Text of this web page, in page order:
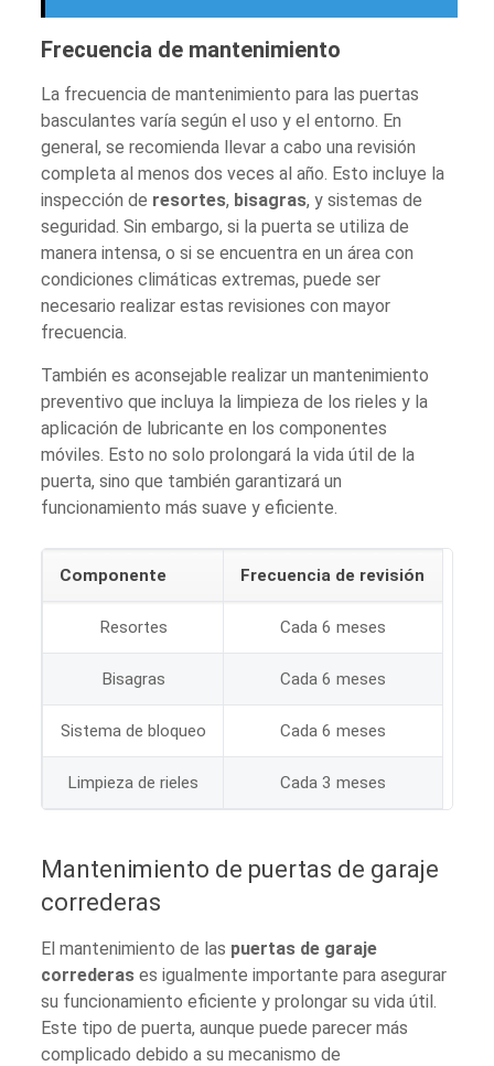
Frecuencia de mantenimiento
La frecuencia de mantenimiento para las puertas
basculantes varía según el uso y el entorno. En
general, se recomienda llevar a cabo una revisión
completa al menos dos veces al año. Esto incluye la
inspección de resortes, bisagras, y sistemas de
seguridad. Sin embargo, si la puerta se utiliza de
manera intensa, o si se encuentra en un área con
condiciones climáticas extremas, puede ser
necesario realizar estas revisiones con mayor
frecuencia.
También es aconsejable realizar un mantenimiento
preventivo que incluya la limpieza de los rieles y la
aplicación de lubricante en los componentes
móviles. Esto no solo prolongará la vida útil de la
puerta, sino que también garantizará un
funcionamiento más suave y eficiente.
Componente Frecuencia de revisión
Resortes Cada 6 meses
Bisagras Cada 6 meses
Sistema de bloqueo Cada 6 meses
Limpieza de rieles Cada 3 meses
Mantenimiento de puertas de garaje
correderas
El mantenimiento de las puertas de garaje
correderas es igualmente importante para asegurar
su funcionamiento eficiente y prolongar su vida útil.
Este tipo de puerta, aunque puede parecer más
complicado debido a su mecanismo de